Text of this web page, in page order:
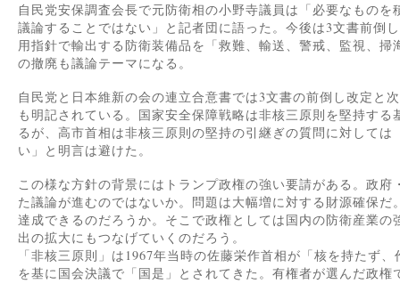
自民党安保調査会長で元防衛相の小野寺議員は「必要なもの
議論することではない」と記者団に語った。今後は3文書前倒
用指針で輸出する防衛装備品を「救難、輸送、警戒、監視、
の撤廃も議論テーマになる。
自民党と日本維新の会の連立合意書では3文書の前倒し改定と
も明記されている。国家安全保障戦略は非核三原則を堅持す
るが、高市首相は非核三原則の堅持の引継ぎの質問に対して
い」と明言は避けた。
この様な方針の背景にはトランプ政権の強い要請がある。政府
た議論が進むのではないか。問題は大幅増に対する財源確保
達成できるのだろうか。そこで政権としては国内の防衛産業
出の拡大にもつなげていくのだろう。
「非核三原則」は1967年当時の佐藤栄作首相が「核を持たず
を基に国会決議で「国是」とされてきた。有権者が選んだ政